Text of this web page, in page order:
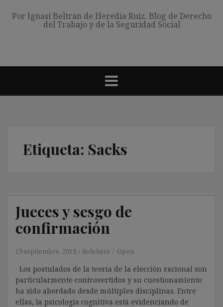
Por Ignasi Beltran de Heredia Ruiz. Blog de Derecho
del Trabajo y de la Seguridad Social
Etiqueta: Sacks
Jueces y sesgo de
confirmación
19 septiembre, 2019 ibdehere Open
Los postulados de la teoría de la elección racional son
particularmente controvertidos y su cuestionamiento
ha sido abordado desde múltiples disciplinas. Entre
ellas, la psicología cognitiva está evidenciando de